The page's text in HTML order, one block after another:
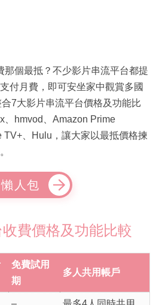
那個最抵？不少影片串流平台都提
付月費，即可安坐家中觀賞多國
7大影片串流平台價格及功能比
、hmvod、Amazon Prime
、Hulu，讓大家以最抵價格揀
人包
費價格及功能比較
免費試用
期
多人共用帳戶